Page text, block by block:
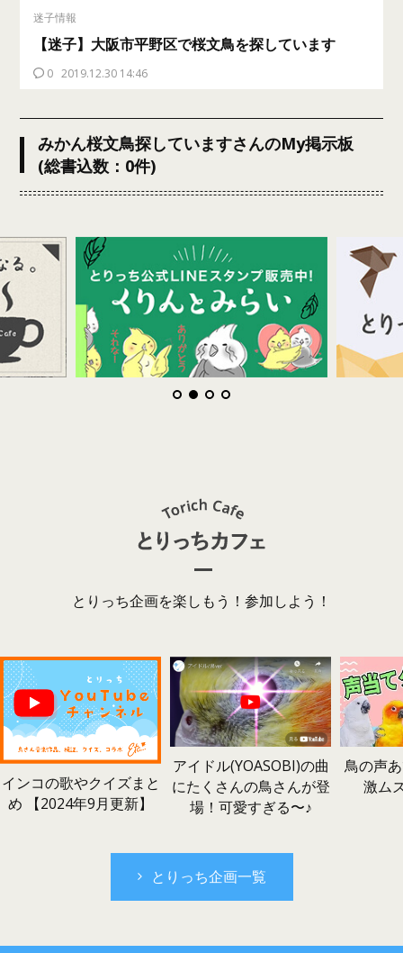
迷子情報
【迷子】大阪市平野区で桜文鳥を探しています
0 2019.12.30 14:46
みかん桜文鳥探していますさんのMy掲示板
(総書込数：0件)
とりっち企画を楽しもう！参加しよう！
インコの歌やクイズまと
め 【2024年9月更新】
アイドル(YOASOBI)の曲
にたくさんの鳥さんが登
場！可愛すぎる〜♪
鳥の声
激ム
とりっち企画一覧